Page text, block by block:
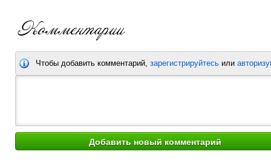
Чтобы добавить комментарий, зарегистрируйтесь или